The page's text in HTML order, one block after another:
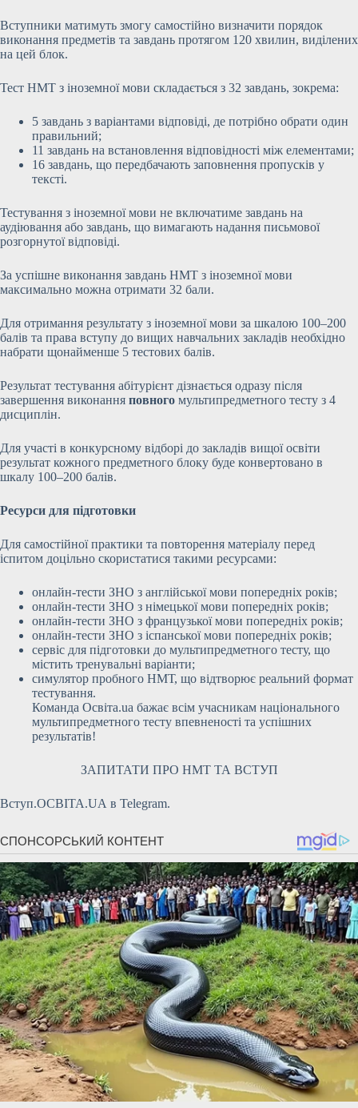
Вступники матимуть змогу самостійно визначити порядок
виконання предметів та завдань протягом 120 хвилин, виділених
на цей блок.
Тест НМТ з іноземної мови складається з 32 завдань, зокрема:
5 завдань з варіантами відповіді, де потрібно обрати один
правильний;
11 завдань на встановлення відповідності між елементами;
16 завдань, що передбачають заповнення пропусків у
тексті.
Тестування з іноземної мови не включатиме завдань на
аудіювання або завдань, що вимагають надання письмової
розгорнутої відповіді.
За успішне виконання завдань НМТ з іноземної мови
максимально можна отримати 32 бали.
Для отримання результату з іноземної мови за шкалою 100–200
балів та права вступу до вищих навчальних закладів необхідно
набрати щонайменше 5 тестових балів.
Результат тестування абітурієнт дізнається одразу після
завершення виконання повного мультипредметного тесту з 4
дисциплін.
Для участі в конкурсному відборі до закладів вищої освіти
результат кожного предметного блоку буде конвертовано в
шкалу 100–200 балів.
Ресурси для підготовки
Для самостійної практики та повторення матеріалу перед
іспитом доцільно скористатися такими ресурсами:
онлайн-тести ЗНО з англійської мови попередніх років;
онлайн-тести ЗНО з німецької мови попередніх років;
онлайн-тести ЗНО з французької мови попередніх років;
онлайн-тести ЗНО з іспанської мови попередніх років;
сервіс для підготовки до мультипредметного тесту, що
містить тренувальні варіанти;
симулятор пробного НМТ, що відтворює реальний формат
тестування.
Команда Освіта.ua бажає всім учасникам національного
мультипредметного тесту впевненості та успішних
результатів!
ЗАПИТАТИ ПРО НМТ ТА ВСТУП
Вступ.ОСВІТА.UA в Telegram.